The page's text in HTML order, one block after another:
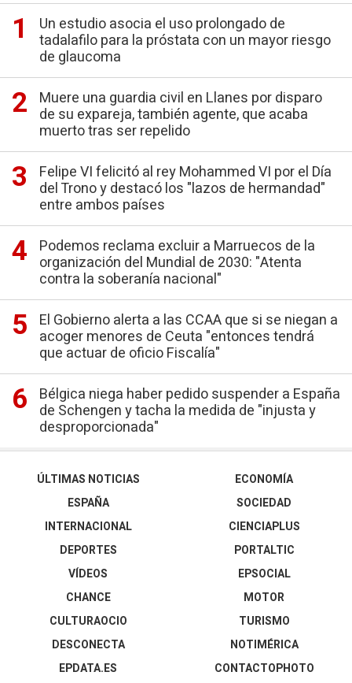
Un estudio asocia el uso prolongado de
tadalafilo para la próstata con un mayor riesgo
de glaucoma
Muere una guardia civil en Llanes por disparo
de su expareja, también agente, que acaba
muerto tras ser repelido
Felipe VI felicitó al rey Mohammed VI por el Día
del Trono y destacó los "lazos de hermandad"
entre ambos países
Podemos reclama excluir a Marruecos de la
organización del Mundial de 2030: "Atenta
contra la soberanía nacional"
El Gobierno alerta a las CCAA que si se niegan a
acoger menores de Ceuta "entonces tendrá
que actuar de oficio Fiscalía"
Bélgica niega haber pedido suspender a España
de Schengen y tacha la medida de "injusta y
desproporcionada"
ÚLTIMAS NOTICIAS
ESPAÑA
INTERNACIONAL
DEPORTES
VÍDEOS
ECONOMÍA
SOCIEDAD
CIENCIAPLUS
PORTALTIC
EPSOCIAL
CHANCE
CULTURAOCIO
DESCONECTA
EPDATA.ES
MOTOR
TURISMO
NOTIMÉRICA
CONTACTOPHOTO